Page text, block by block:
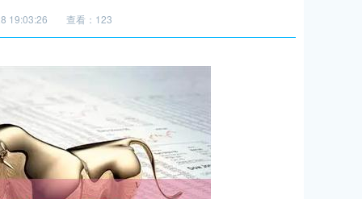
19:03:26 查看：123